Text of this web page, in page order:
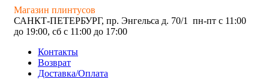
Магазин плинтусов
САНКТ-ПЕТЕРБУРГ, пр. Энгельса д. 70/1
пн-пт с 11:00
до 19:00, сб с 11:00 до 17:00
Контакты
Возврат
Доставка/Оплата